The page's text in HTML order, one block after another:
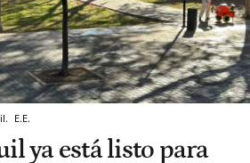
E.E.
ya está listo para